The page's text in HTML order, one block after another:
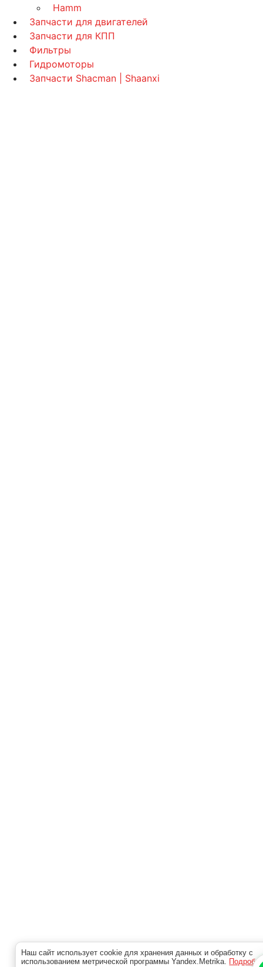
Наш сайт использует cookie для хранения данных и обработку с
использованием метрической программы Yandex.Metrika.
Hamm
Запчасти для двигателей
Запчасти для КПП
Фильтры
Гидромоторы
Запчасти Shacman | Shaanxi